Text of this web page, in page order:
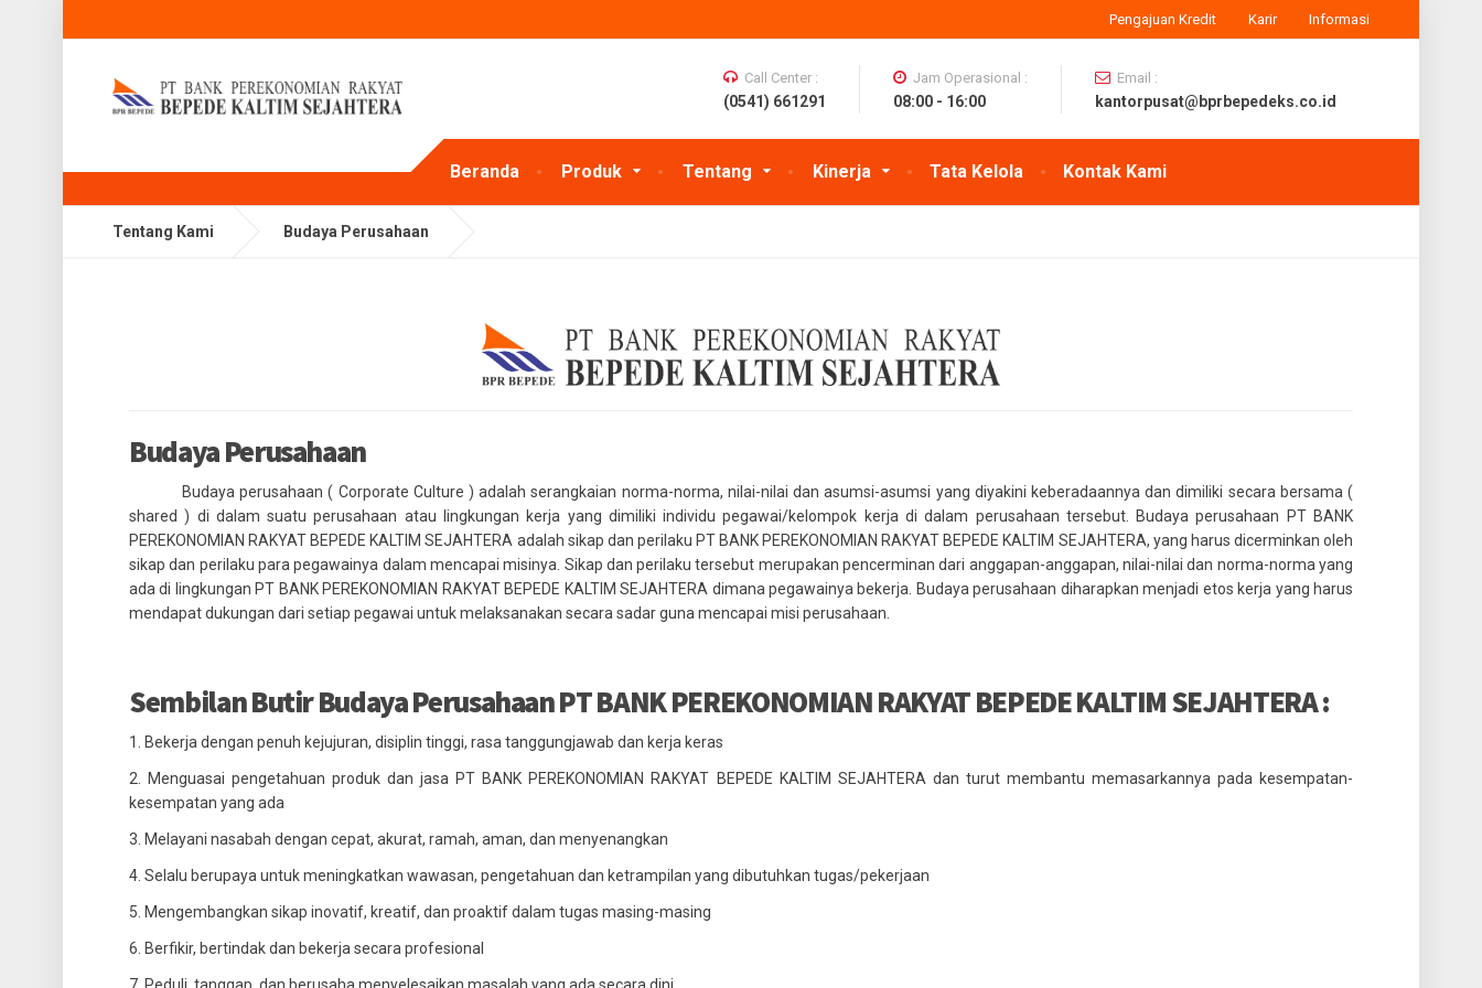
Pengajuan Kredit Karir Informasi
Beranda Produk Tentang Kinerja Tata Kelola Kontak Kami
Call Center :
(0541) 661291
Jam Operasional :
08:00 - 16:00
Email :
kantorpusat@bprbepedeks.co.id
Tentang Kami Budaya Perusahaan
Budaya Perusahaan
Budaya perusahaan ( Corporate Culture ) adalah serangkaian norma-norma, nilai-nilai dan asumsi-asumsi yang diyakini keberadaannya dan dimiliki secara bersama (
shared ) di dalam suatu perusahaan atau lingkungan kerja yang dimiliki individu pegawai/kelompok kerja di dalam perusahaan tersebut. Budaya perusahaan PT BANK
PEREKONOMIAN RAKYAT BEPEDE KALTIM SEJAHTERA adalah sikap dan perilaku PT BANK PEREKONOMIAN RAKYAT BEPEDE KALTIM SEJAHTERA, yang harus dicerminkan oleh
sikap dan perilaku para pegawainya dalam mencapai misinya. Sikap dan perilaku tersebut merupakan pencerminan dari anggapan-anggapan, nilai-nilai dan norma-norma yang
ada di lingkungan PT BANK PEREKONOMIAN RAKYAT BEPEDE KALTIM SEJAHTERA dimana pegawainya bekerja. Budaya perusahaan diharapkan menjadi etos kerja yang harus
mendapat dukungan dari setiap pegawai untuk melaksanakan secara sadar guna mencapai misi perusahaan.
Sembilan Butir Budaya Perusahaan PT BANK PEREKONOMIAN RAKYAT BEPEDE KALTIM SEJAHTERA :
1. Bekerja dengan penuh kejujuran, disiplin tinggi, rasa tanggungjawab dan kerja keras
2. Menguasai pengetahuan produk dan jasa PT BANK PEREKONOMIAN RAKYAT BEPEDE KALTIM SEJAHTERA dan turut membantu memasarkannya pada kesempatan-
kesempatan yang ada
3. Melayani nasabah dengan cepat, akurat, ramah, aman, dan menyenangkan
4. Selalu berupaya untuk meningkatkan wawasan, pengetahuan dan ketrampilan yang dibutuhkan tugas/pekerjaan
5. Mengembangkan sikap inovatif, kreatif, dan proaktif dalam tugas masing-masing
6. Berfikir, bertindak dan bekerja secara profesional